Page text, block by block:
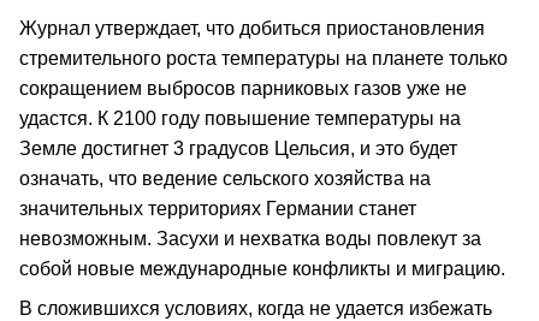
Журнал утверждает, что добиться приостановления
стремительного роста температуры на планете только
сокращением выбросов парниковых газов уже не
удастся. К 2100 году повышение температуры на
Земле достигнет 3 градусов Цельсия, и это будет
означать, что ведение сельского хозяйства на
значительных территориях Германии станет
невозможным. Засухи и нехватка воды повлекут за
собой новые международные конфликты и миграцию.
В сложившихся условиях, когда не удается избежать